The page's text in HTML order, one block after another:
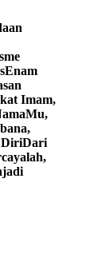
Enam
Imam,
DiriDari